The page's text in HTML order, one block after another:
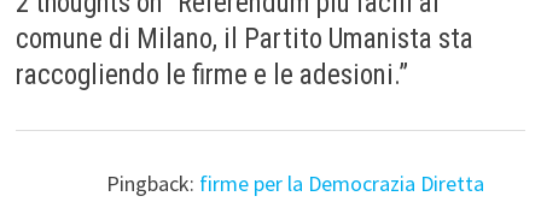
comune di Milano, il Partito Umanista sta
raccogliendo le firme e le adesioni.”
Pingback: firme per la Democrazia Diretta